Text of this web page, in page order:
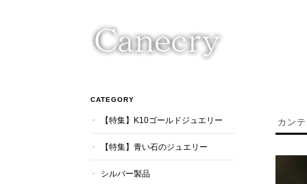
カン
CATEGORY
【特集】K10ゴールドジュエリー
【特集】青い石のジュエリー
シルバー製品